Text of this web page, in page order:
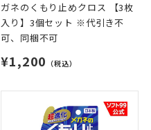
ガネのくもり止めクロス 【3枚
入り】3個セット ※代引き不
可、同梱不可
¥1,200 （税込）